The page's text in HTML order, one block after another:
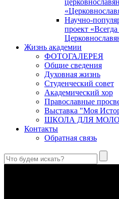
Научно-
проект
Жизнь академии
ФОТОГАЛЕРЕЯ
Общие сведения
Духовная жизнь
Студенческий совет
Академический хор
Православные
Выставка "Моя
ШКОЛА ДЛЯ
Контакты
Обратная связь